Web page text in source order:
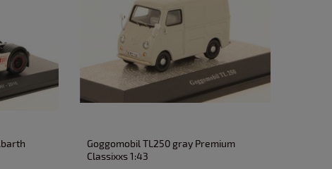
Goggomobil TL250 gray Premium
Classixxs 1:43